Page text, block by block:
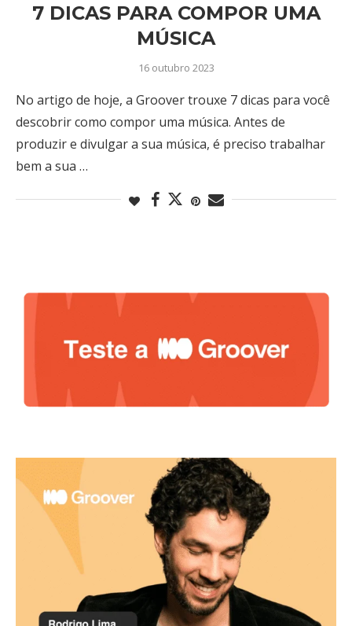
7 DICAS PARA COMPOR UMA
MÚSICA
16 outubro 2023
No artigo de hoje, a Groover trouxe 7 dicas para você
descobrir como compor uma música. Antes de
produzir e divulgar a sua música, é preciso trabalhar
bem a sua …